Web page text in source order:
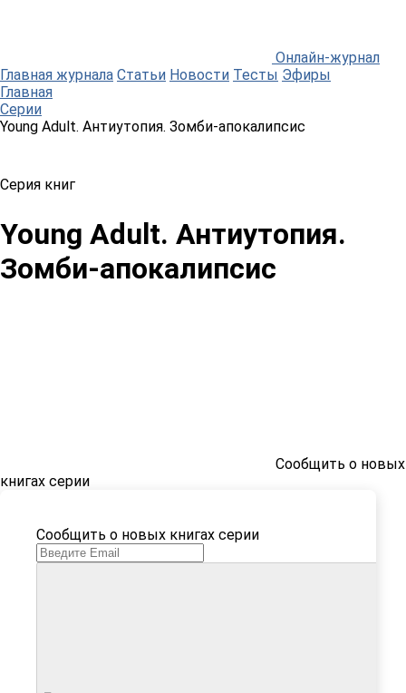
Онлайн-журнал
Главная журнала Статьи Новости Тесты Эфиры
Главная
Серии
Young Adult. Антиутопия. Зомби-апокалипсис
Серия книг
Young Adult. Антиутопия.
Зомби-апокалипсис
Сообщить о новых
книгах серии
Сообщить о новых книгах серии